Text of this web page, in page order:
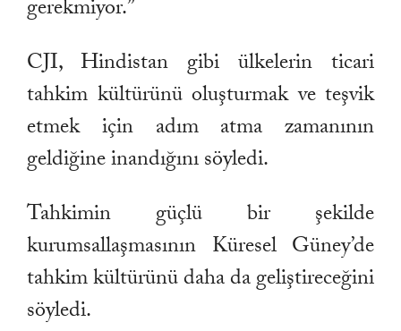
gerekmiyor.”
CJI, Hindistan gibi ülkelerin ticari
tahkim kültürünü oluşturmak ve teşvik
etmek için adım atma zamanının
geldiğine inandığını söyledi.
Tahkimin güçlü bir şekilde
kurumsallaşmasının Küresel Güney’de
tahkim kültürünü daha da geliştireceğini
söyledi.